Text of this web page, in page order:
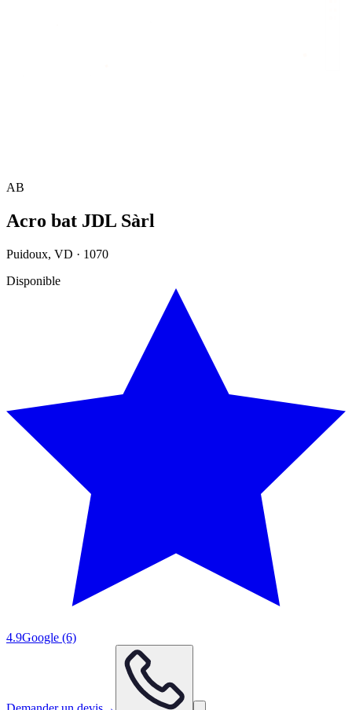
AB
Acro bat JDL Sàrl
Puidoux, VD · 1070
Disponible
4.9Google (6)